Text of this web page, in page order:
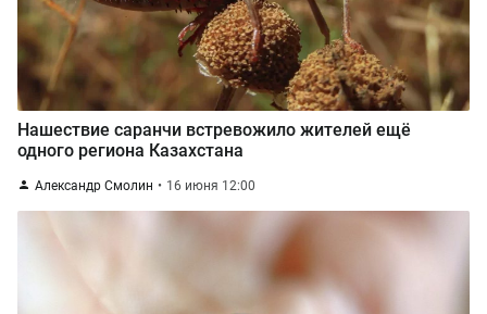
Нашествие саранчи встревожило жителей ещё
одного региона Казахстана
Александр Смолин 16 июня 12:00